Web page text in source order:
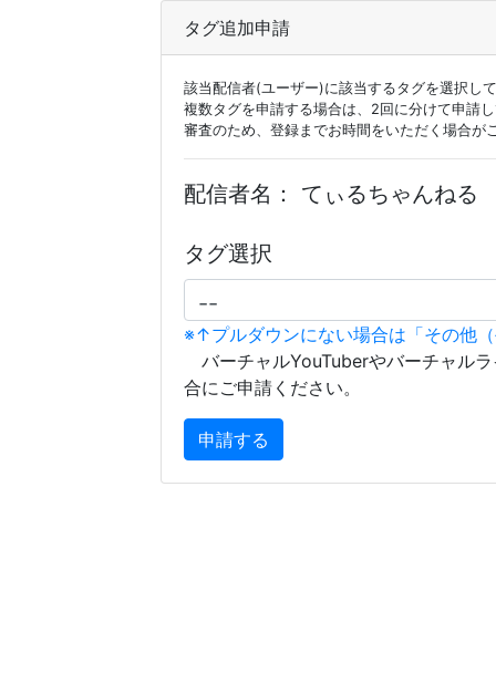
タグ追加申請
該当配信者(ユーザー)に該当するタグを選択し
複数タグを申請する場合は、2回に分けて申請
審査のため、登録までお時間をいただく場合が
配信者名： てぃるちゃんねる
タグ選択
※↑プルダウンにない場合は「その他
バーチャルYouTuberやバーチャル
合にご申請ください。
申請する